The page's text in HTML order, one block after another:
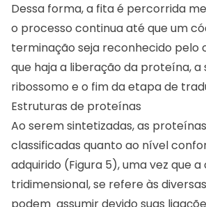
Dessa forma, a fita é percorrida
o processo continua até que um
terminação seja reconhecido pelo
que haja a liberação da proteína, a
ribossomo e o fim da etapa de
Estruturas de proteínas
Ao serem sintetizadas, as
classificadas quanto ao nível
adquirido (Figura 5), uma vez que
tridimensional, se refere às